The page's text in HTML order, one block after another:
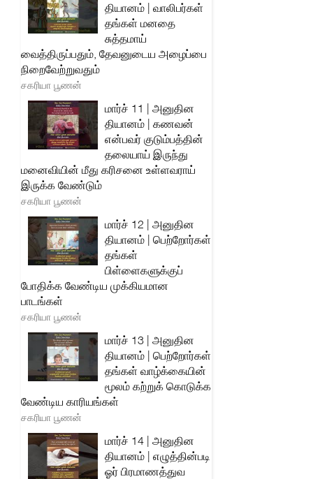
தியானம் | வாலிபர்கள்
தங்கள் மனதை
சுத்தமாய்
வைத்திருப்பதும், தேவனுடைய அழைப்பை
நிறைவேற்றுவதும்
சகரியா பூணன்
மார்ச் 11 | அனுதின
தியானம் | கணவன்
என்பவர் குடும்பத்தின்
தலையாய் இருந்து
மனைவியின் மீது கரிசனை உள்ளவராய்
இருக்க வேண்டும்
சகரியா பூணன்
மார்ச் 12 | அனுதின
தியானம் | பெற்றோர்கள்
தங்கள்
பிள்ளைகளுக்குப்
போதிக்க வேண்டிய முக்கியமான
பாடங்கள்
சகரியா பூணன்
மார்ச் 13 | அனுதின
தியானம் | பெற்றோர்கள்
தங்கள் வாழ்க்கையின்
மூலம் கற்றுக் கொடுக்க
வேண்டிய காரியங்கள்
சகரியா பூணன்
மார்ச் 14 | அனுதின
தியானம் | எழுத்தின்படி
ஓர் பிரமாணத்துவ